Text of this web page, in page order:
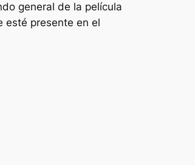
general de la película
esté presente en el